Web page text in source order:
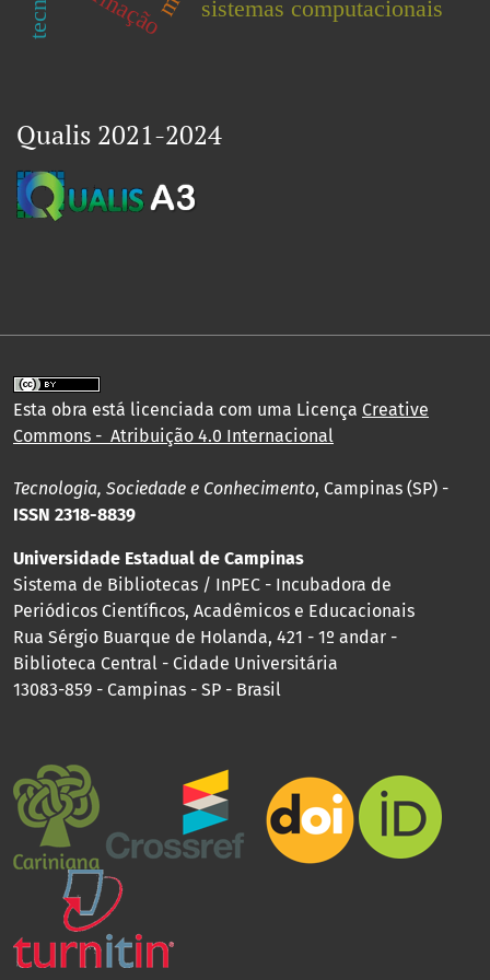
sistemas computacionais
Qualis 2021-2024
Esta obra está licenciada com uma Licença Creative
Commons - Atribuição 4.0 Internacional
Tecnologia, Sociedade e Conhecimento, Campinas (SP) -
ISSN 2318-8839
Universidade Estadual de Campinas
Sistema de Bibliotecas / InPEC - Incubadora de
Periódicos Científicos, Acadêmicos e Educacionais
Rua Sérgio Buarque de Holanda, 421 - 1º andar -
Biblioteca Central - Cidade Universitária
13083-859 - Campinas - SP - Brasil